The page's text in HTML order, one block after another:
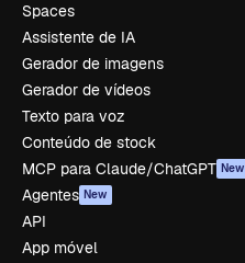
Spaces
Assistente de IA
Gerador de imagens
Gerador de vídeos
Texto para voz
Conteúdo de stock
MCP para Claude/ChatGPT New
Agentes New
API
App móvel